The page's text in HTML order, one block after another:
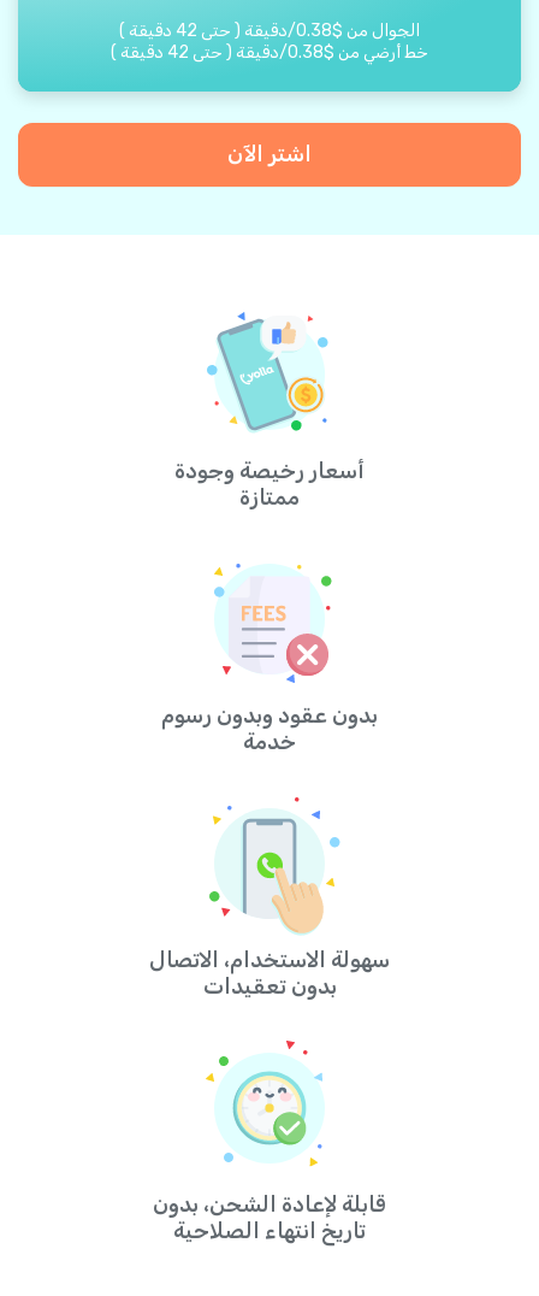
الجوال من $
0.38
/دقيقة ( حتى 42 دقيقة )
خط أرضي من $
0.38
/دقيقة ( حتى 42 دقيقة )
اشتر الآن
أسعار رخيصة وجودة
ممتازة
بدون عقود وبدون رسوم
خدمة
سهولة الاستخدام، الاتصال
بدون تعقيدات
قابلة لإعادة الشحن، بدون
تاريخ انتهاء الصلاحية